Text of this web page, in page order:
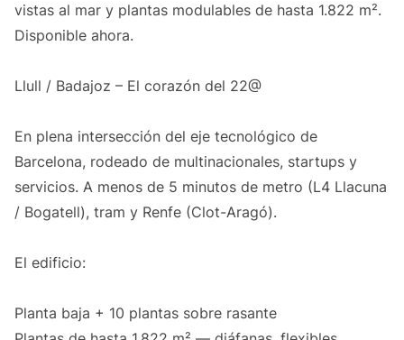
vistas al mar y plantas modulables de hasta 1.822 m².
Disponible ahora.
Llull / Badajoz – El corazón del 22@
En plena intersección del eje tecnológico de
Barcelona, rodeado de multinacionales, startups y
servicios. A menos de 5 minutos de metro (L4 Llacuna
/ Bogatell), tram y Renfe (Clot-Aragó).
El edificio:
Planta baja + 10 plantas sobre rasante